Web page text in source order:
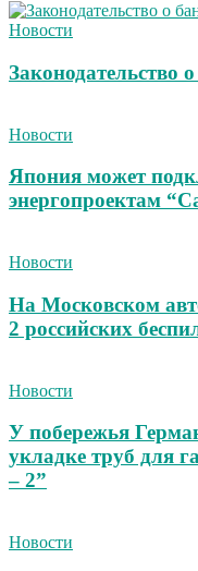
Новости
Законодательство
Новости
Япония может
энергопроектам
Новости
На Московском
2 российских
Новости
У побережья
укладке труб для
– 2”
Новости